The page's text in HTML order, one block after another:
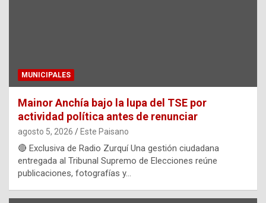
MUNICIPALES
Mainor Anchía bajo la lupa del TSE por
actividad política antes de renunciar
agosto 5, 2026 Este Paisano
🔴 Exclusiva de Radio Zurquí Una gestión ciudadana
entregada al Tribunal Supremo de Elecciones reúne
publicaciones, fotografías y…